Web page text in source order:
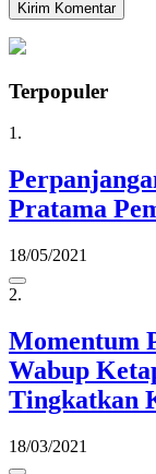
Terpopuler
1.
Pratama
18/05/2021
2.
Momentum
Wabup
Tingkatkan
18/03/2021